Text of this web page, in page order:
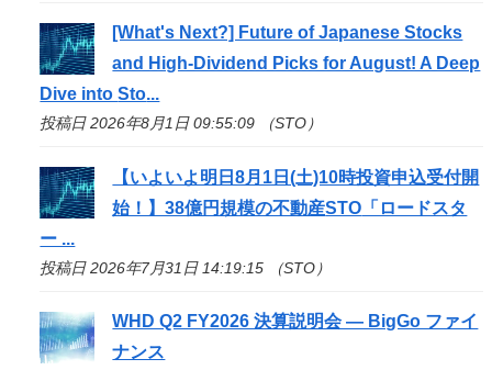
[What's Next?] Future of Japanese Stocks
and High-Dividend Picks for August! A Deep
Dive intoSto...
投稿日 2026年8月1日 09:55:09 （STO）
【いよいよ明日8月1日(土)10時投資申込受付開
始！】38億円規模の不動産STO 「ロードスタ
ー ...
投稿日 2026年7月31日 14:19:15 （STO）
WHD Q2 FY2026 決算説明会 — BigGo ファイ
ナンス